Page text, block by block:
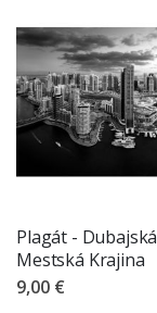
Plagát - Dubajská
Mestská Krajina
9,00 €